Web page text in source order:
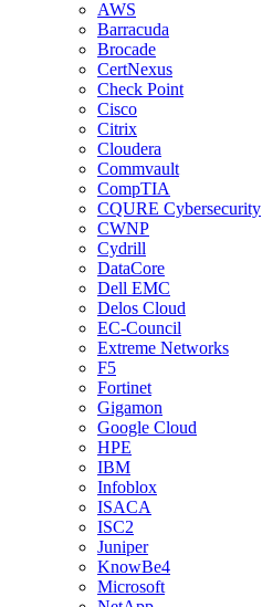
AWS
Barracuda
Brocade
CertNexus
Check Point
Cisco
Citrix
Cloudera
Commvault
CompTIA
CQURE Cybersecurity
CWNP
Cydrill
DataCore
Dell EMC
Delos Cloud
EC-Council
Extreme Networks
F5
Fortinet
Gigamon
Google Cloud
HPE
IBM
Infoblox
ISACA
ISC2
Juniper
KnowBe4
Microsoft